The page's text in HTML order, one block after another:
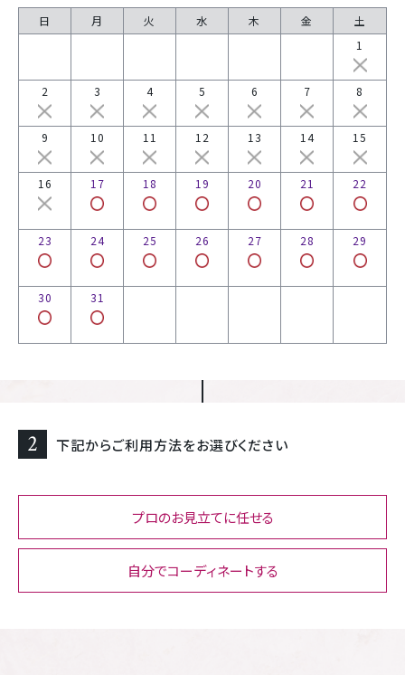
日 月 火 水 木 金
土
1
2 3 4 5 6 7 8
9 10 11 12 13 14 15
16 17 18 19 20 21 22
23 24 25 26 27 28 29
30 31
2 下記からご利用方法をお選びください
プロのお見立てに任せる
自分でコーディネートする